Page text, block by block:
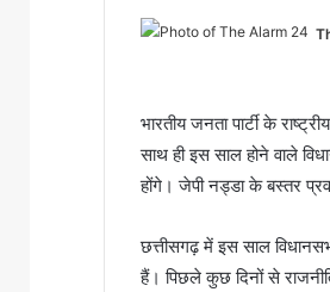
भारतीय जनता पार्टी के
साथ ही इस साल होने वाले
होंगे। जेपी नड्डा के बस्तर
छत्तीसगढ़ में इस साल
हैं। पिछले कुछ दिनों से